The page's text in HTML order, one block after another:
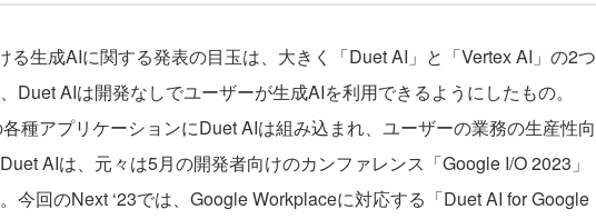
る生成AIに関する発表の目玉は、大きく「Duet AI」と「Vertex AI」の2つ
Duet AIは開発なしでユーザーが生成AIを利用できるようにしたもの。
種アプリケーションにDuet AIは組み込まれ、ユーザーの業務の生産性向
AIは、元々は5月の開発者向けのカンファレンス「Google I/O 2023」
今回のNext ‘23では、Google Workplaceに対応する「Duet AI for Google